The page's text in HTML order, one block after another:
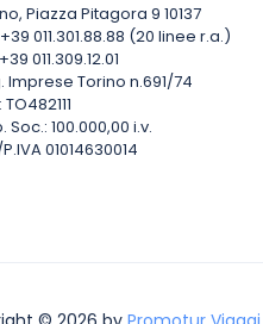
Piazza Pitagora 9 10137
011.301.88.88 (20 linee r.a.)
011.309.12.01
Imprese Torino n.691/74
TO482111
Soc.: 100.000,00 i.v.
01014630014